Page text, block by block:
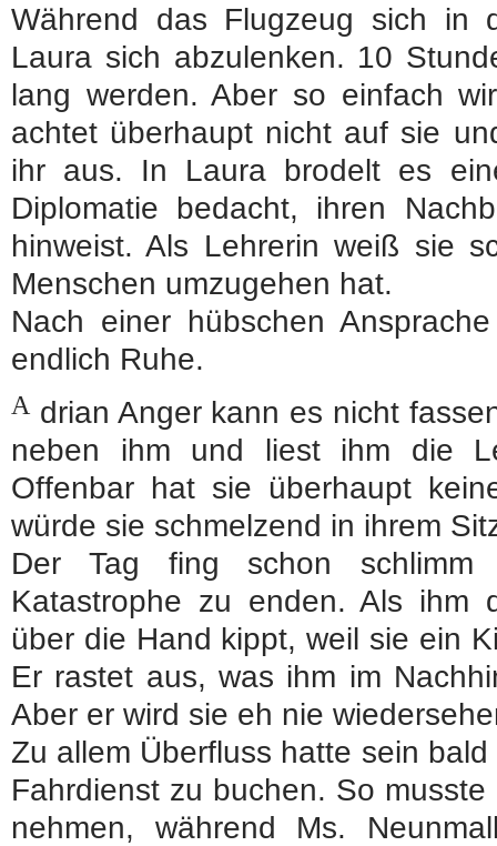
Während das Flugzeug sich in
Laura sich abzulenken. 10
lang werden. Aber so einfach
achtet überhaupt nicht auf sie
ihr aus. In Laura brodelt es
Diplomatie bedacht, ihren
hinweist. Als Lehrerin weiß sie
Menschen umzugehen hat.
Nach einer hübschen
endlich Ruhe.
A drian Anger kann es nicht
neben ihm und liest ihm die
Offenbar hat sie überhaupt
würde sie schmelzend in ihrem
Der Tag fing schon
Katastrophe zu enden. Als ihm
über die Hand kippt, weil sie ein
Er rastet aus, was ihm im
Aber er wird sie eh nie
Zu allem Überfluss hatte sein
Fahrdienst zu buchen. So
nehmen, während Ms.